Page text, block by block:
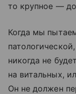
то крупное —
Когда мы
никогда не
на витальных,
Он не должен